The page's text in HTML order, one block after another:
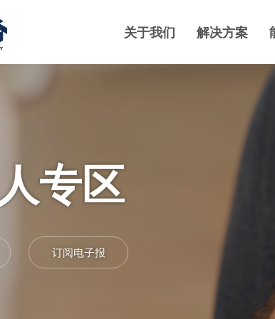
关于我们 解决方案
专区
订阅电子报